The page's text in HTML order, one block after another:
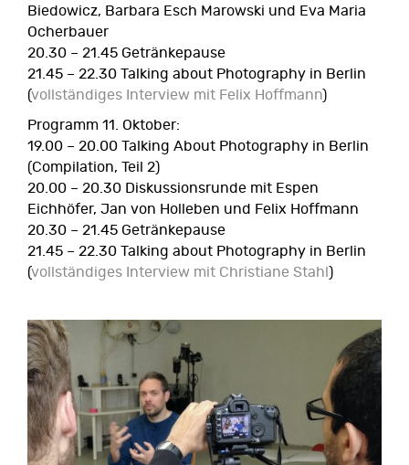
Biedowicz, Barbara Esch Marowski und Eva Maria
Ocherbauer
20.30 – 21.45 Getränkepause
21.45 – 22.30 Talking about Photography in Berlin
(vollständiges Interview mit Felix Hoffmann)
Programm 11. Oktober:
19.00 – 20.00 Talking About Photography in Berlin
(Compilation, Teil 2)
20.00 – 20.30 Diskussionsrunde mit Espen
Eichhöfer, Jan von Holleben und Felix Hoffmann
20.30 – 21.45 Getränkepause
21.45 – 22.30 Talking about Photography in Berlin
(vollständiges Interview mit Christiane Stahl )